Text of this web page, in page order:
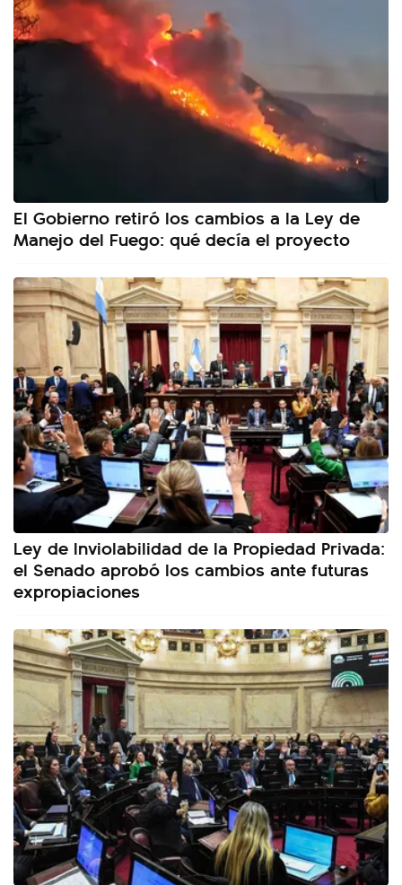
El Gobierno retiró los cambios a la Ley de
Manejo del Fuego: qué decía el proyecto
Ley de Inviolabilidad de la Propiedad Privada:
el Senado aprobó los cambios ante futuras
expropiaciones